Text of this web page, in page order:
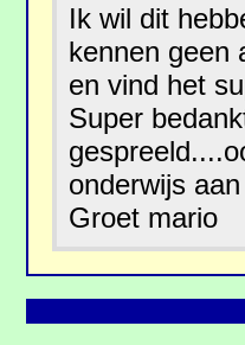
Ik wil dit
kennen geen
en vind het
Super
onderwijs
Groet mario